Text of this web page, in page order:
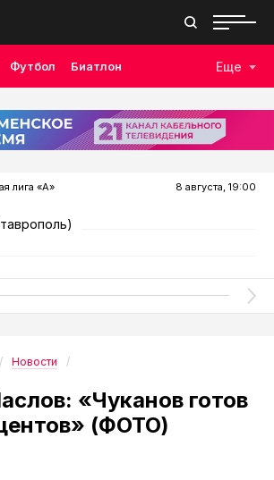
Футбол Биатлон
Плавание Дзюдо
Бокс
Еще
лига «А» 8 августа, 19:00
Новости
«Чуканов готов
(ФОТО)